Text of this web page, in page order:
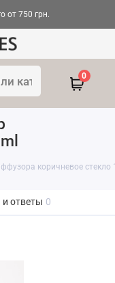
от 750 грн.
0
коричневое стекло
ответы 0